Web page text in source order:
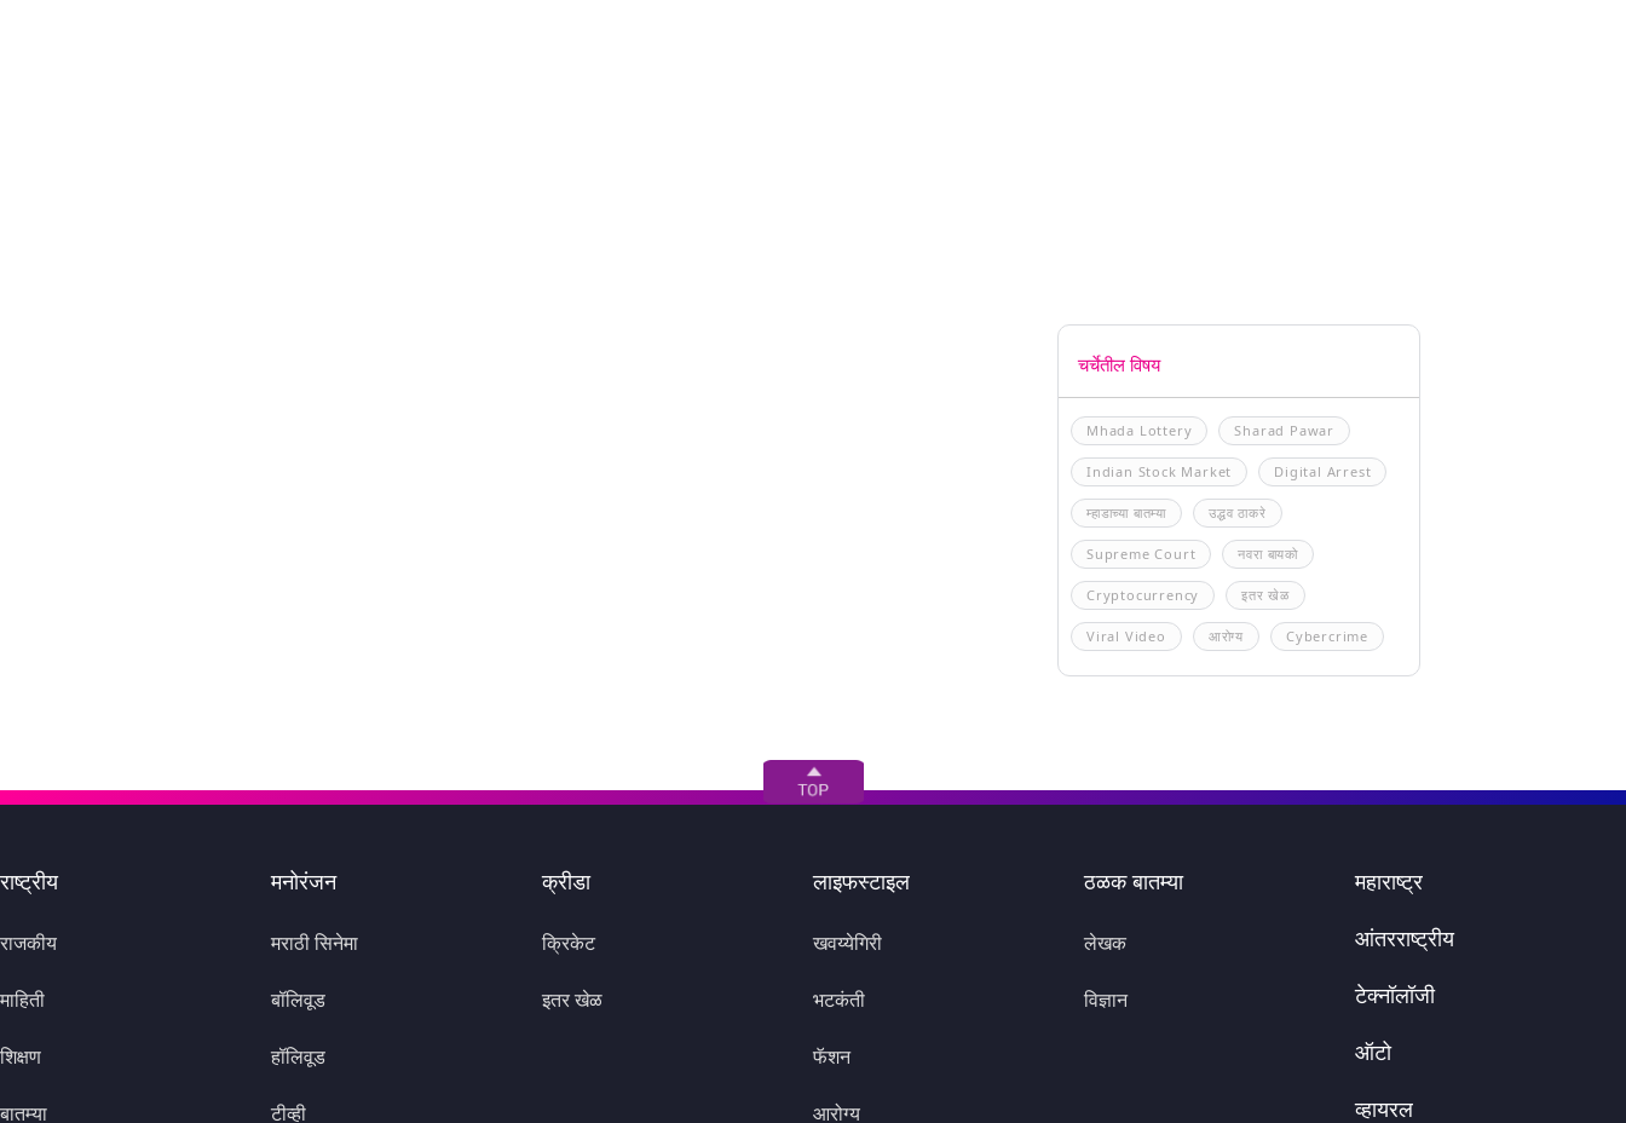
चर्चेतील विषय
Mhada Lottery Sharad Pawar
Indian Stock Market Digital Arrest
म्हाडाच्या बातम्या उद्धव ठाकरे
Supreme Court नवरा बायको
Cryptocurrency इतर खेळ
Viral Video आरोग्य Cybercrime
राष्ट्रीय
राजकीय
माहिती
शिक्षण
बातम्या
मनोरंजन
मराठी सिनेमा
बॉलिवूड
हॉलिवूड
टीव्ही
क्रीडा
क्रिकेट
इतर खेळ
लाइफस्टाइल
खवय्येगिरी
भटकंती
फॅशन
आरोग्य
ठळक बातम्या
लेखक
विज्ञान
महाराष्ट्र
आंतरराष्ट्रीय
टेक्नॉलॉजी
ऑटो
व्हायरल